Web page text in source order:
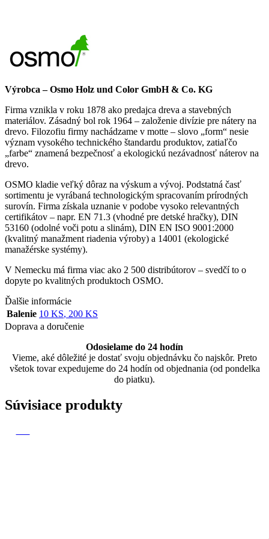
Výrobca – Osmo Holz und Color GmbH & Co. KG
Firma vznikla v roku 1878 ako predajca dreva a stavebných
materiálov. Zásadný bol rok 1964 – založenie divízie pre nátery na
drevo. Filozofiu firmy nachádzame v motte – slovo „form“ nesie
význam vysokého technického štandardu produktov, zatiaľčo
„farbe“ znamená bezpečnosť a ekologickú nezávadnosť náterov na
drevo.
OSMO kladie veľký dôraz na výskum a vývoj. Podstatná časť
sortimentu je vyrábaná technologickým spracovaním prírodných
surovín. Firma získala uznanie v podobe vysoko relevantných
certifikátov – napr. EN 71.3 (vhodné pre detské hračky), DIN
53160 (odolné voči potu a slinám), DIN EN ISO 9001:2000
(kvalitný manažment riadenia výroby) a 14001 (ekologické
manažérske systémy).
V Nemecku má firma viac ako 2 500 distribútorov – svedčí to o
dopyte po kvalitných produktoch OSMO.
Ďalšie informácie
Balenie 10 KS, 200 KS
Doprava a doručenie
Odosielame do 24 hodín
Vieme, aké dôležité je dostať svoju objednávku čo najskôr. Preto
všetok tovar expedujeme do 24 hodín od objednania (od pondelka
do piatku).
Súvisiace produkty